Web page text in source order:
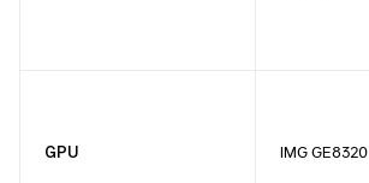
GPU IMG GE8320